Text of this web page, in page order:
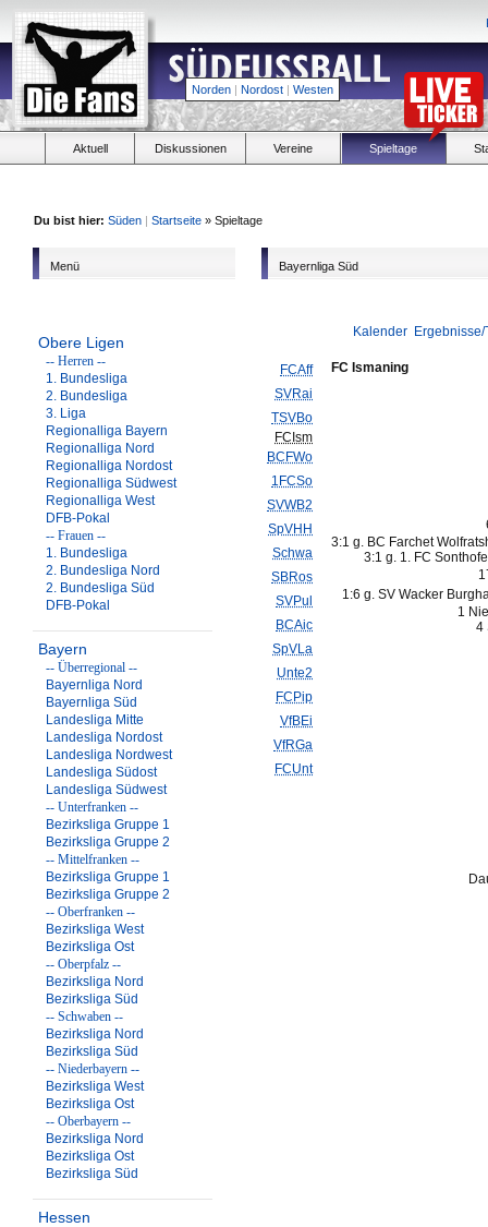
Norden | Nordost | Westen
Aktuell Diskussionen Vereine Spieltage
Du bist hier: Süden | Startseite » Spieltage
Menü
Obere Ligen
-- Herren --
1. Bundesliga
2. Bundesliga
3. Liga
Regionalliga Bayern
Regionalliga Nord
Regionalliga Nordost
Regionalliga Südwest
Regionalliga West
DFB-Pokal
-- Frauen --
1. Bundesliga
2. Bundesliga Nord
2. Bundesliga Süd
DFB-Pokal
Bayern
-- Überregional --
Bayernliga Nord
Bayernliga Süd
Landesliga Mitte
Landesliga Nordost
Landesliga Nordwest
Landesliga Südost
Landesliga Südwest
-- Unterfranken --
Bezirksliga Gruppe 1
Bezirksliga Gruppe 2
-- Mittelfranken --
Bezirksliga Gruppe 1
Bezirksliga Gruppe 2
-- Oberfranken --
Bezirksliga West
Bezirksliga Ost
-- Oberpfalz --
Bezirksliga Nord
Bezirksliga Süd
-- Schwaben --
Bezirksliga Nord
Bezirksliga Süd
-- Niederbayern --
Bezirksliga West
Bezirksliga Ost
-- Oberbayern --
Bezirksliga Nord
Bezirksliga Ost
Bezirksliga Süd
Hessen
Bayernliga Süd
Kalender
FCAff
SVRai
TSVBo
FCIsm
BCFWo
1FCSo
SVWB2
SpVHH
Schwa
SBRos
SVPul
BCAic
SpVLa
Unte2
FCPip
VfBEi
VfRGa
FCUnt
FC Ismaning
3:1 g. BC Farchet
3:1 g. 1. FC
1:6 g. SV Wacker
1
4